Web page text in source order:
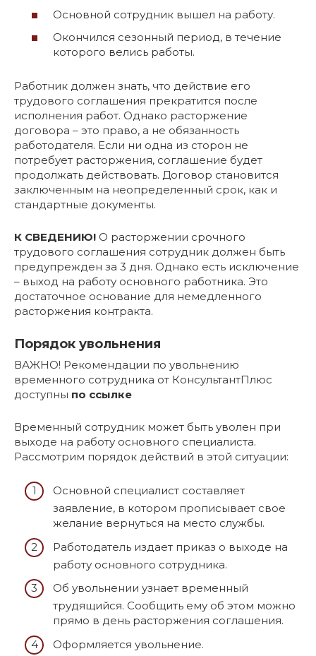
Основной сотрудник вышел на работу.
Окончился сезонный период, в течение
которого велись работы.
Работник должен знать, что действие его
трудового соглашения прекратится после
исполнения работ. Однако расторжение
договора – это право, а не обязанность
работодателя. Если ни одна из сторон не
потребует расторжения, соглашение будет
продолжать действовать. Договор становится
заключенным на неопределенный срок, как и
стандартные документы.
К СВЕДЕНИЮ! О расторжении срочного
трудового соглашения сотрудник должен быть
предупрежден за 3 дня. Однако есть исключение
– выход на работу основного работника. Это
достаточное основание для немедленного
расторжения контракта.
Порядок увольнения
ВАЖНО! Рекомендации по увольнению
временного сотрудника от КонсультантПлюс
доступны по ссылке
Временный сотрудник может быть уволен при
выходе на работу основного специалиста.
Рассмотрим порядок действий в этой ситуации:
Основной специалист составляет
заявление, в котором прописывает свое
желание вернуться на место службы.
Работодатель издает приказ о выходе на
работу основного сотрудника.
Об увольнении узнает временный
трудящийся. Сообщить ему об этом можно
прямо в день расторжения соглашения.
Оформляется увольнение.